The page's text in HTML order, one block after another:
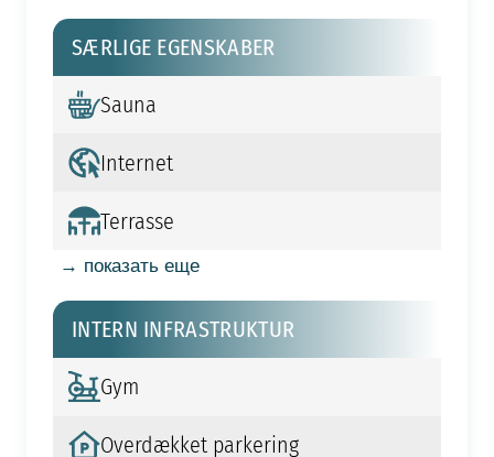
SÆRLIGE EGENSKABER
Sauna
Internet
Terrasse
→ показать еще
INTERN INFRASTRUKTUR
Gym
Overdækket parkering